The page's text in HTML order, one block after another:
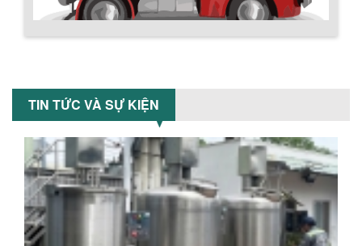
TIN TỨC VÀ SỰ KIỆN
thân bồn nằm ngang, với cánh trộn bột
xoay đảo thuận nghịch. Vật liệu...
trộn các loại bột khô trong các ngành...
VÌ SAO DOANH NGHIỆP NÊN CHỌN MÁY
NGHIỀN MÀU SƠN Á ÂU?
Khám phá lý do doanh nghiệp nên
chọn máy nghiền màu sơn Á Âu: hiệu
suất cao, kiểm soát nhiệt tốt, tiết kiệm